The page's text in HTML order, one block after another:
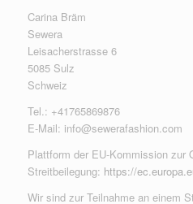
Carina Bräm
Sewera
Leisacherstrasse 6
5085 Sulz
Schweiz
Tel.: +41765869876
E-Mail: info@sewerafashion.com
Plattform der EU-Kommission zur
Streitbeilegung: https://
Wir sind zur Teilnahme an einem